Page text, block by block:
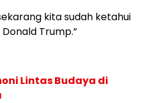
kita sudah ketahui
Trump.”
Lintas Budaya di